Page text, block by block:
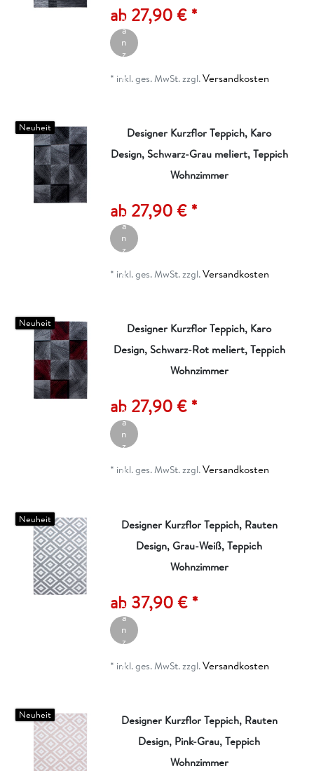
ab 27,90 € *
ik
el
a
n
z
g
* inkl. ges. MwSt.zzgl.Versandkosten
Neuheit
Designer Kurzflor Teppich, Karo
Design, Schwarz-Grau meliert, Teppich
Wohnzimmer
ab 27,90 € *
ik
el
a
n
z
g
* inkl. ges. MwSt.zzgl.Versandkosten
Neuheit
Designer Kurzflor Teppich, Karo
Design, Schwarz-Rot meliert, Teppich
Wohnzimmer
ab 27,90 € *
ik
el
a
n
z
g
* inkl. ges. MwSt.zzgl.Versandkosten
Neuheit
Designer Kurzflor Teppich, Rauten
Design, Grau-Weiß, Teppich
Wohnzimmer
ab 37,90 € *
ik
el
a
n
z
g
* inkl. ges. MwSt.zzgl.Versandkosten
Neuheit
Designer Kurzflor Teppich, Rauten
Design, Pink-Grau, Teppich
Wohnzimmer